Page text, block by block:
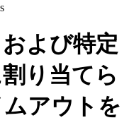
よび特定
り当てら
アウトを